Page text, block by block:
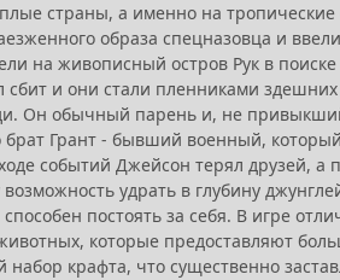
страны, а именно на тропические
образа спецназовца и
на живописный остров Рук в
и они стали пленниками
Он обычный парень и, не
Грант - бывший военный,
событий Джейсон терял друзей, а
удрать в глубину
постоять за себя. В игре
которые предоставляют
набор крафта, что существенно